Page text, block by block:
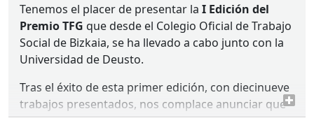
Tenemos el placer de presentar la I Edición del
PremioTFG que desde el Colegio Oficial de Trabajo
Social de Bizkaia, se ha llevado a cabo junto con la
Universidad de Deusto.
Tras el éxito de esta primer edición, con diecinueve
trabajos presentados, nos complace anunciar que
Irene Sobrevilla Gómez, participante con suTFG